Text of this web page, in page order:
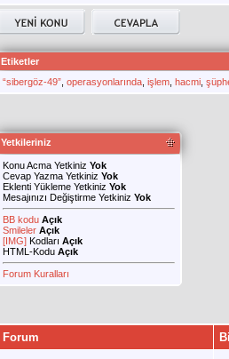
Etiketler
“sibergöz-49” operasyonlarında işlem hacmi
Yetkileriniz
Konu Acma Yetkiniz Yok
Cevap Yazma Yetkiniz Yok
Eklenti Yükleme Yetkiniz Yok
Mesajınızı Değiştirme Yetkiniz Yok
BB kodu Açık
Smileler Açık
[IMG] Kodları Açık
HTML-Kodu Açık
Forum Kuralları
Forum